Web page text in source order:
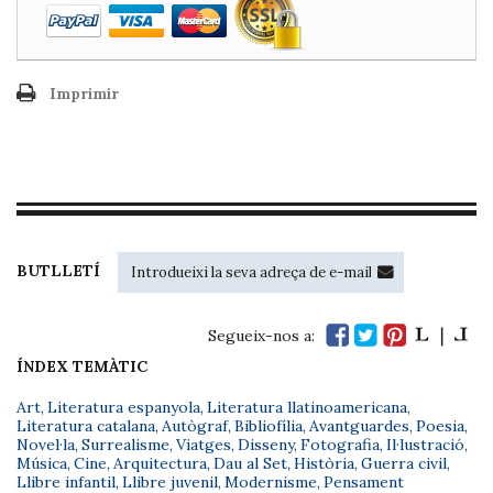
Imprimir
BUTLLETÍ
Segueix-nos a:
ÍNDEX TEMÀTIC
Art, Literatura espanyola, Literatura llatinoamericana,
Literatura catalana, Autògraf, Bibliofília, Avantguardes, Poesia,
Novel·la, Surrealisme, Viatges, Disseny, Fotografia, Il·lustració,
Música, Cine, Arquitectura, Dau al Set, Història, Guerra civil,
Llibre infantil, Llibre juvenil, Modernisme, Pensament